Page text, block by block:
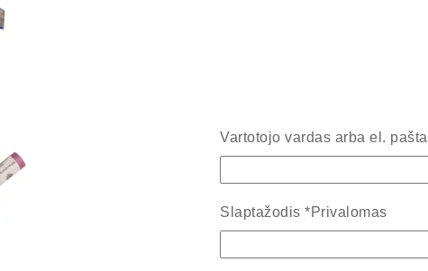
Vartotojo vardas arba el.
Slaptažodis *Privalomas